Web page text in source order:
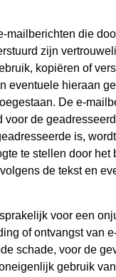
mailberichten die
zijn
kopiëren of
eventuele hieraan
De e-
voor de
is,
te stellen door het
de tekst en
voor een
of ontvangst van
schade, voor de
gebruik